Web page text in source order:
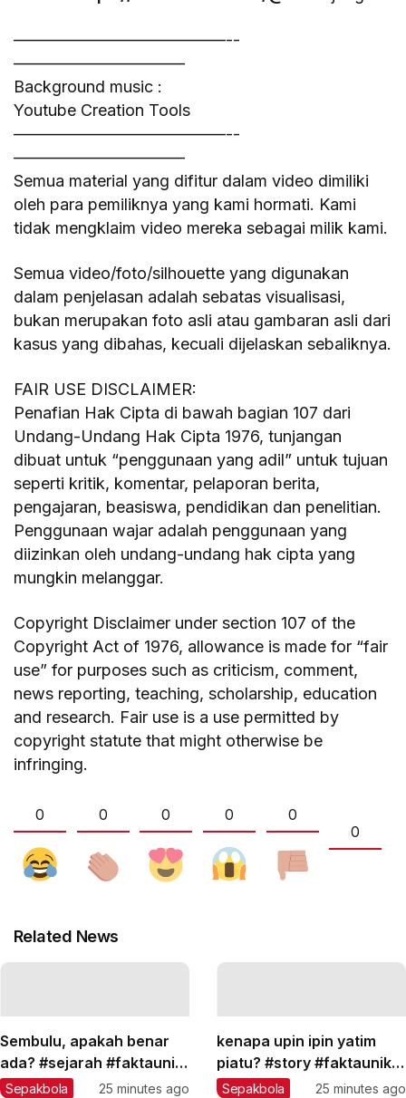
—————————————-­
——————————–
Background music :
Youtube Creation Tools
—————————————-­
——————————–
Semua material yang difitur dalam video dimiliki
oleh para pemiliknya yang kami hormati. Kami
tidak mengklaim video mereka sebagai milik kami.
Semua video/foto/silhouette yang digunakan
dalam penjelasan adalah sebatas visualisasi,
bukan merupakan foto asli atau gambaran asli dari
kasus yang dibahas, kecuali dijelaskan sebaliknya.
FAIR USE DISCLAIMER:
Penafian Hak Cipta di bawah bagian 107 dari
Undang-Undang Hak Cipta 1976, tunjangan
dibuat untuk “penggunaan yang adil” untuk tujuan
seperti kritik, komentar, pelaporan berita,
pengajaran, beasiswa, pendidikan dan penelitian.
Penggunaan wajar adalah penggunaan yang
diizinkan oleh undang-undang hak cipta yang
mungkin melanggar.
Copyright Disclaimer under section 107 of the
Copyright Act of 1976, allowance is made for “fair
use” for purposes such as criticism, comment,
news reporting, teaching, scholarship, education
and research. Fair use is a use permitted by
copyright statute that might otherwise be
infringing.
0 0 0 0
0
0
Related News
Sembulu, apakah benar
ada? #sejarah #faktaunik
#teorikonspirasi #edukasi
Sepakbola 25 minutes ago
kenapa upin ipin yatim
piatu? #story #faktaunik
#teorikonspirasi #shorts
Sepakbola 25 minutes ago